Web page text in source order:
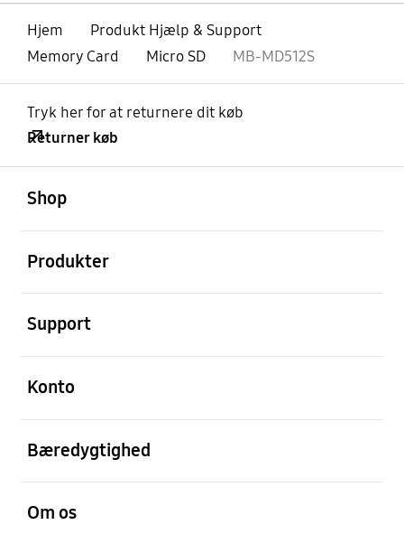
Hjem
Produkt Hjælp & Support
Memory Card
Micro SD MB-MD512S
Tryk her for at returnere dit køb
Returner køb
Shop
Produkter
Support
Konto
Bæredygtighed
Om os